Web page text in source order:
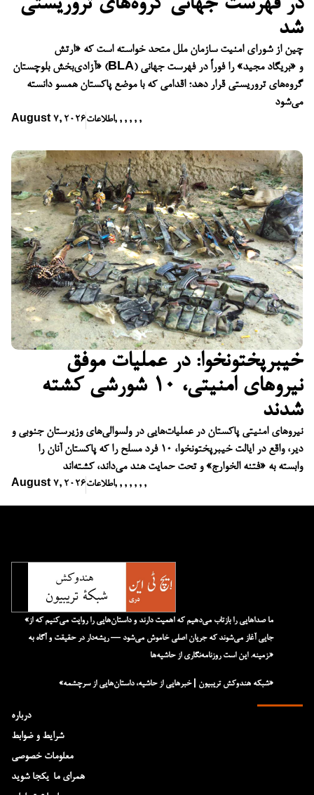
شد
چین از شورای امنیت سازمان ملل متحد خواسته است که «ارتش
آزادی‌بخش بلوچستان» (BLA) و «بریگاد مجید» را فوراً در فهرست جهانی
گروه‌های تروریستی قرار دهد؛ اقدامی که با موضع پاکستان همسو دانسته
می‌شود
August 7, 2026اطلاعات, , , , , ,
خیبرپختونخوا: در عملیات موفق
نیروهای امنیتی، ۱۰ شورشی کشته
شدند
نیروهای امنیتی پاکستان در عملیات‌هایی در ولسوالی‌های وزیرستان جنوبی و
دیر، واقع در ایالت خیبرپختونخوا، ۱۰ فرد مسلح را که پاکستان آنان را
وابسته به «فتنه الخوارج» و تحت حمایت هند می‌داند، کشته‌اند
August 7, 2026اطلاعات, , , , , , ,
درباره
شرایط و ضوابط
معلومات خصوصی
همرای ما-یکجا شوید
«ما صداهایی را بازتاب می‌دهیم که اهمیت دارند و داستان‌هایی را روایت می‌کنیم که از
جایی آغاز می‌شوند که جریان اصلی خاموش می‌شود — ریشه‌دار در حقیقت و آگاه به
زمینه. این است روزنامه‌نگاری از حاشیه‌ها.»
«شبکه هند‌و‌کش تریبیون | خبرهایی از حاشیه، داستان‌هایی از سرچشمه»